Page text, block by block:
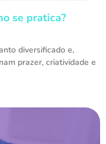
se pratica?
diversificado e,
prazer, criatividade e